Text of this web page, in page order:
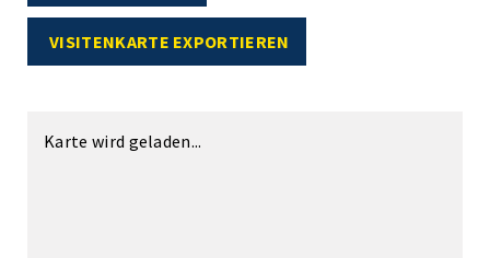
VISITENKARTE EXPORTIEREN
Karte wird geladen...